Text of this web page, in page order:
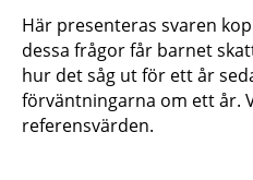
Här presenteras svaren
dessa frågor får barnet
hur det såg ut för ett år
förväntningarna om ett år.
referensvärden.